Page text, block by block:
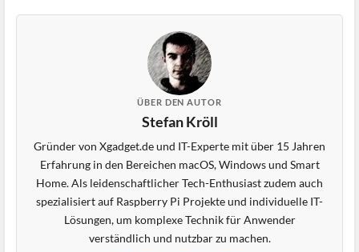
ÜBER DEN AUTOR
Stefan Kröll
Gründer von Xgadget.de und IT-Experte mit über 15 Jahren
Erfahrung in den Bereichen macOS, Windows und Smart
Home. Als leidenschaftlicher Tech-Enthusiast zudem auch
spezialisiert auf Raspberry Pi Projekte und individuelle IT-
Lösungen, um komplexe Technik für Anwender
verständlich und nutzbar zu machen.